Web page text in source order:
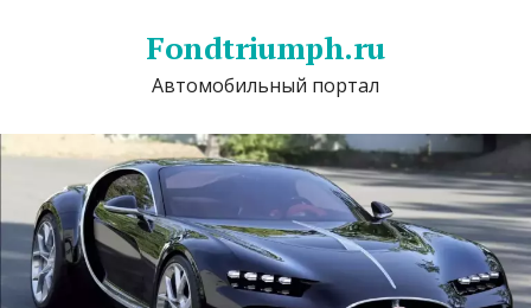
Fondtriumph.ru
Автомобильный портал